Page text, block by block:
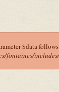
$data
fontaines/